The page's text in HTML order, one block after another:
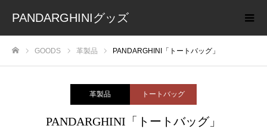
PANDARGHINIグッズ
GOODS 革製品 PANDARGHINI「トートバッグ」
革製品 トートバッグ
PANDARGHINI「トートバッグ」